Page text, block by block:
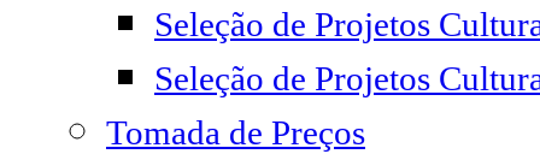
Seleção de Projetos
Seleção de Projetos
Tomada de Preços